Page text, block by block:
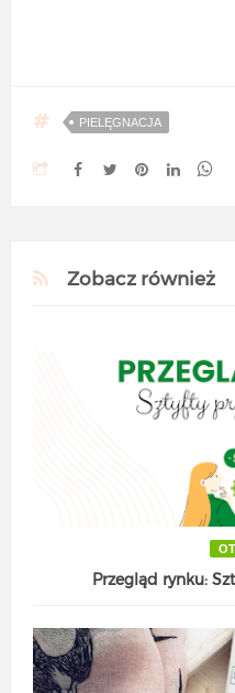
PIELĘGNACJA
Zobacz również
Przegląd rynku: